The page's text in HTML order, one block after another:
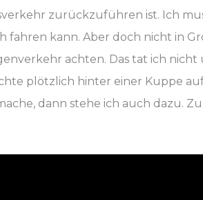
zurückzuführen ist. Ich
fahren kann. Aber doch nicht in
achten. Das tat ich
plötzlich hinter einer Kuppe
dann stehe ich auch dazu.